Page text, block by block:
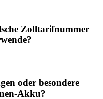
Zolltarifnummer
oder besondere
Akku?